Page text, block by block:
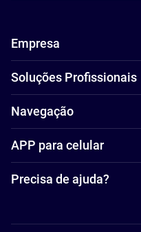
Empresa
Soluções Profissionais
Navegação
APP para celular
Precisa de ajuda?